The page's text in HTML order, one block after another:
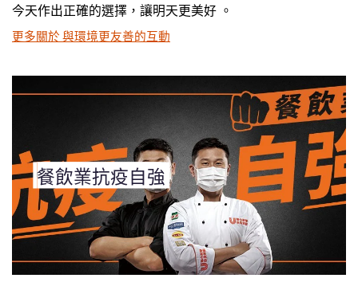
今天作出正確的選擇，讓明天更美好 。
更多關於 與環境更友善的互動
餐飲業抗疫自強